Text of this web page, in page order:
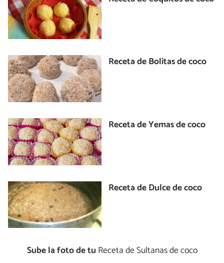
Receta de Bolitas de coco
Receta de Yemas de coco
Receta de Dulce de coco
Sube la foto de tu Receta de Sultanas de coco